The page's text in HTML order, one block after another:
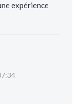
expérience